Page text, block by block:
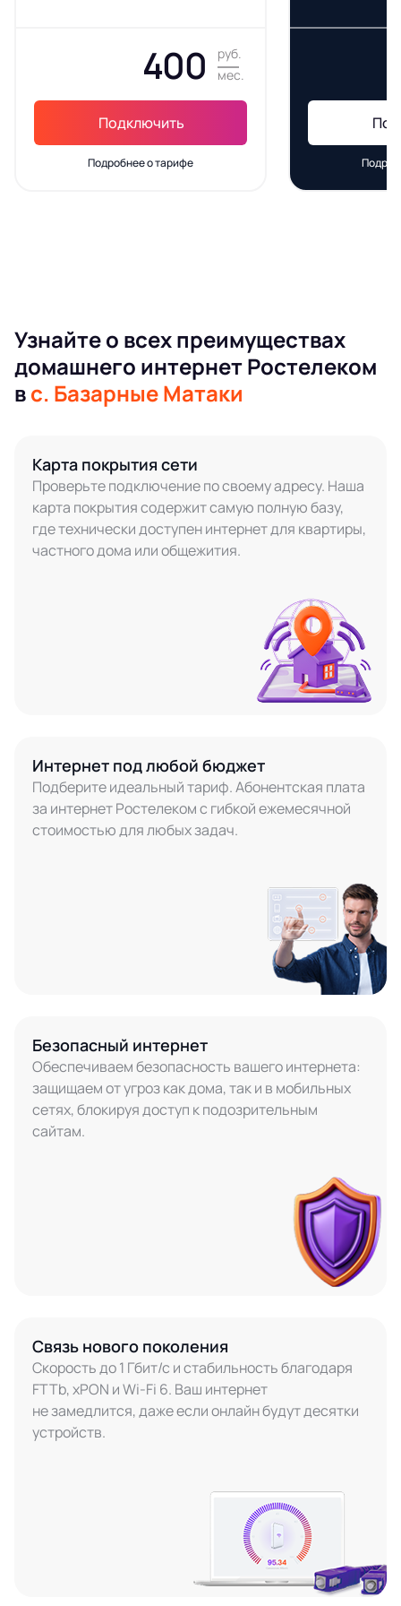
400
руб.
мес.
Подключить
Подробнее о тарифе
Узнайте о всех преимуществах
домашнего интернет Ростелеком
вс. Базарные Матаки
Карта покрытия сети
Проверьте подключение по своему адресу. Наша
карта покрытия содержит самую полную базу,
где технически доступен интернет для квартиры,
частного дома или общежития.
Интернет под любой бюджет
Подберите идеальный тариф. Абонентская плата
за интернет Ростелеком с гибкой ежемесячной
стоимостью для любых задач.
Безопасный интернет
Обеспечиваем безопасность вашего интернета:
защищаем от угроз как дома, так и в мобильных
сетях, блокируя доступ к подозрительным
сайтам.
Связь нового поколения
Скорость до 1 Гбит/с и стабильность благодаря
FTTb, xPON и Wi-Fi 6. Ваш интернет
не замедлится, даже если онлайн будут десятки
устройств.